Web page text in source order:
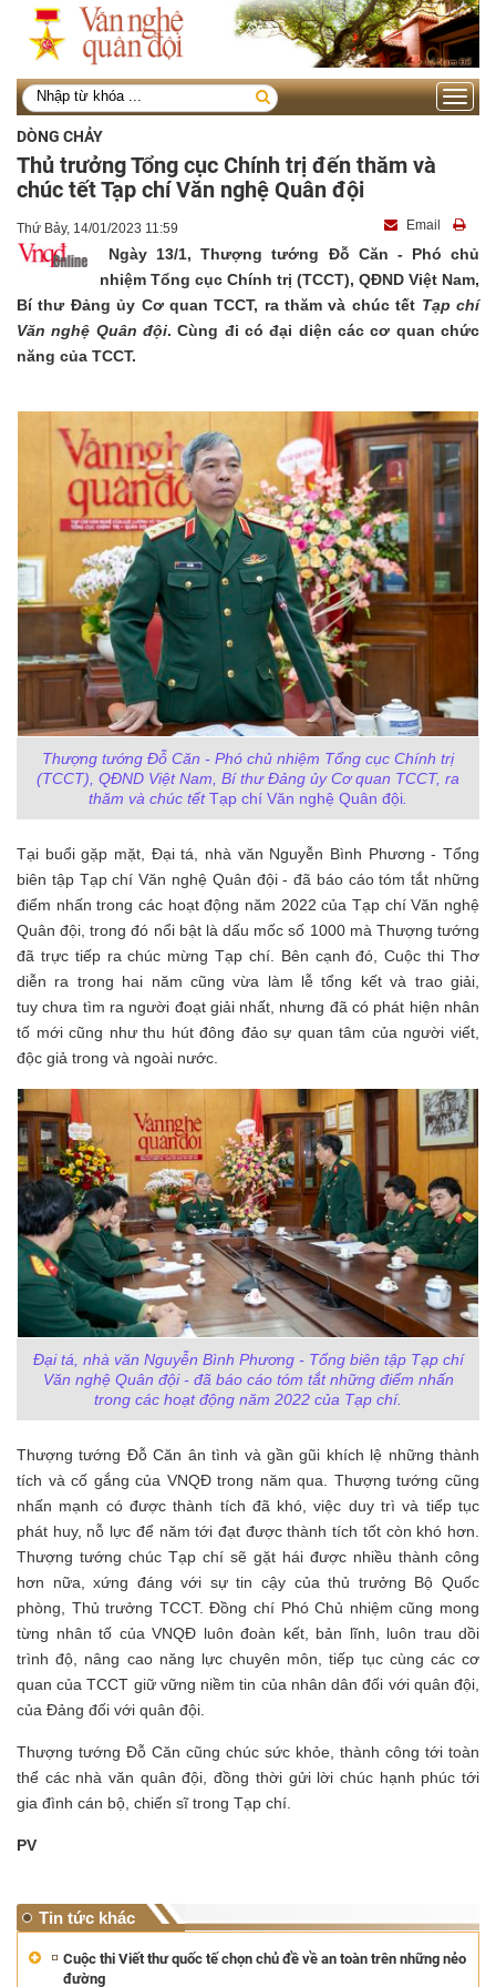
Toggle
DÒNG CHẢY
Thủ trưởng Tổng cục Chính trị đến thăm và
chúc tết Tạp chí Văn nghệ Quân đội
Thứ Bảy, 14/01/2023 11:59 Email
Ngày 13/1, Thượng tướng Đỗ Căn - Phó chủ
nhiệm Tổng cục Chính trị (TCCT), QĐND Việt Nam,
Bí thư Đảng ủy Cơ quan TCCT, ra thăm và chúc tết Tạp chí
Văn nghệ Quân đội. Cùng đi có đại diện các cơ quan chức
năng của TCCT.
Thượng tướng Đỗ Căn - Phó chủ nhiệm Tổng cục Chính trị
(TCCT), QĐND Việt Nam, Bí thư Đảng ủy Cơ quan TCCT, ra
thăm và chúc tếtTạp chí Văn nghệ Quân đội
Tại buổi gặp mặt, Đại tá, nhà văn Nguyễn Bình Phương - Tổng
biên tập Tạp chí Văn nghệ Quân đội - đã báo cáo tóm tắt những
điểm nhấn trong các hoạt động năm 2022 của Tạp chí Văn nghệ
Quân đội, trong đó nổi bật làdấu mốc số 1000 mà Thượng tướng
đã trực tiếp ra chúc mừng Tạp chí. Bên cạnh đó, Cuộc thi Thơ
diễn ra trong hai năm cũng vừa làm lễ tổng kết và trao giải,
tuy chưa tìm ra người đoạt giải nhất, nhưng đã có phát hiện nhân
tố mới cũng như thu hút đông đảo sự quan tâm của người viết,
độc giả trong và ngoài nước.
Đại tá, nhà văn Nguyễn Bình Phương - Tổng biên tập Tạp chí
Văn nghệ Quân đội - đã báo cáo tóm tắt những điểm nhấn
trong các hoạt động năm 2022 của Tạp chí.
Thượng tướng Đỗ Căn ân tình và gần gũi khích lệ những thành
tích và cố gắng của VNQĐ trong năm qua. Thượng tướng cũng
nhấn mạnh có được thành tích đã khó, việc duy trì và tiếp tục
phát huy, nỗ lực để năm tới đạt được thành tích tốt còn khó hơn.
Thượng tướng chúc Tạp chí sẽ gặt hái được nhiều thành công
hơn nữa, xứng đáng với sự tin cậy của thủ trưởng Bộ Quốc
phòng, Thủ trưởng TCCT. Đồng chí Phó Chủ nhiệm cũng mong
từng nhân tố của VNQĐ luôn đoàn kết, bản lĩnh, luôn trau dồi
trình độ, nâng cao năng lực chuyên môn, tiếp tục cùng các cơ
quan của TCCT giữ vững niềm tin của nhân dân đối với quân đội,
của Đảng đối với quân đội.
Thượng tướng Đỗ Căn cũng chúc sức khỏe, thành công tới toàn
thể các nhà văn quân đội, đồng thời gửi lời chúc hạnh phúc tới
gia đình cán bộ, chiến sĩ trong Tạp chí.
PV
Tin tức khác
Cuộc thi Viết thư quốc tế chọn chủ đề về an toàn trên những nẻo
đường